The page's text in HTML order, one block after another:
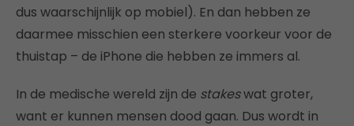
dus waarschijnlijk op mobiel). En dan hebben ze
daarmee misschien een sterkere voorkeur voor de
thuistap – de iPhone die hebben ze immers al.
In de medische wereld zijn de stakeswat groter,
want er kunnen mensen dood gaan. Dus wordt in